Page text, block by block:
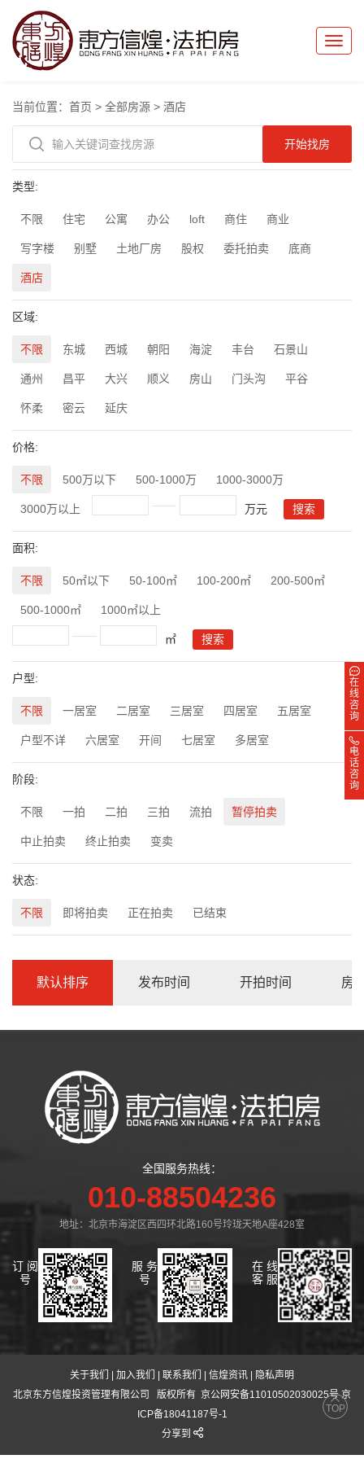
Toggle
当前位置： 首页 > 全部房源 > 酒店
类型:
不限 住宅 公寓 办公 loft 商住 商业
写字楼 别墅 土地厂房 股权 委托拍卖 底商
酒店
区域:
不限 东城 西城 朝阳 海淀 丰台 石景山
通州 昌平 大兴 顺义 房山 门头沟 平谷
怀柔 密云 延庆
价格:
不限 500万以下 500-1000万 1000-3000万
3000万以上 万元
面积:
不限 50㎡以下 50-100㎡ 100-200㎡ 200-500㎡
500-1000㎡ 1000㎡以上
㎡
户型:
不限 一居室 二居室 三居室 四居室 五居室
户型不详 六居室 开间 七居室 多居室
阶段:
不限 一拍 二拍 三拍 流拍 暂停拍卖
中止拍卖 终止拍卖 变卖
状态:
不限 即将拍卖 正在拍卖 已结束
默认排序 发布时间 开拍时间 房
全国服务热线：
010-88504236
地址：北京市海淀区西四环北路160号玲珑天地A座428室
订 阅
号
服 务
号
在 线
客 服
关于我们 加入我们 联系我们 信煌资讯
隐私声明
北京东方信煌投资管理有限公司
版权所有 京公网安备11010502030025号 京
ICP备18041187号-1
分享到
在
线
咨
询
电
话
咨
询
TOP